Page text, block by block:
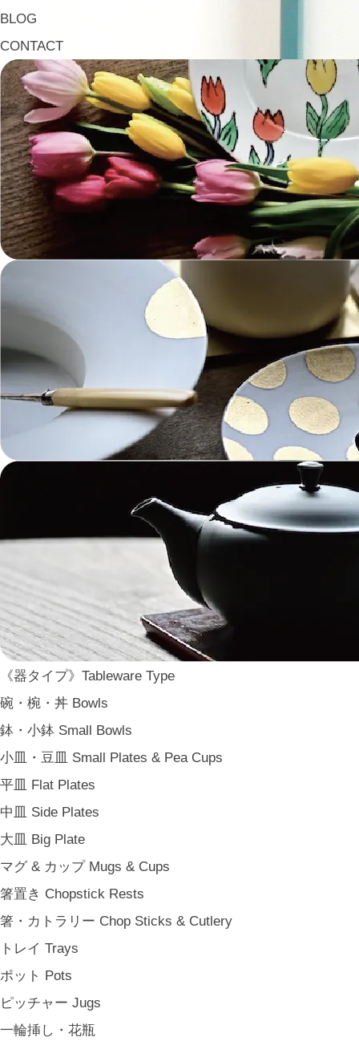
BLOG
CONTACT
《器タイプ》Tableware Type
碗・椀・丼 Bowls
鉢・小鉢 Small Bowls
小皿・豆皿 Small Plates & Pea Cups
平皿 Flat Plates
中皿 Side Plates
大皿 Big Plate
マグ & カップ Mugs & Cups
箸置き Chopstick Rests
箸・カトラリー Chop Sticks & Cutlery
トレイ Trays
ポット Pots
ピッチャー Jugs
一輪挿し・花瓶